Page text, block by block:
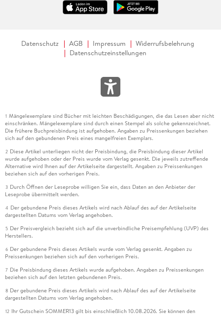
Datenschutz AGB Impressum
Widerrufsbelehrung
Datenschutzeinstellungen
1 Mängelexemplare sind Bücher mit leichten Beschädigungen, die das Lesen aber nicht
einschränken. Mängelexemplare sind durch einen Stempel als solche gekennzeichnet.
Die frühere Buchpreisbindung ist aufgehoben. Angaben zu Preissenkungen beziehen
sich auf den gebundenen Preis eines mangelfreien Exemplars.
2 Diese Artikel unterliegen nicht der Preisbindung, die Preisbindung dieser Artikel
wurde aufgehoben oder der Preis wurde vom Verlag gesenkt. Die jeweils zutreffende
Alternative wird Ihnen auf der Artikelseite dargestellt. Angaben zu Preissenkungen
beziehen sich auf den vorherigen Preis.
3 Durch Öffnen der Leseprobe willigen Sie ein, dass Daten an den Anbieter der
Leseprobe übermittelt werden.
4 Der gebundene Preis dieses Artikels wird nach Ablauf des auf der Artikelseite
dargestellten Datums vom Verlag angehoben.
5 Der Preisvergleich bezieht sich auf die unverbindliche Preisempfehlung (UVP) des
Herstellers.
6 Der gebundene Preis dieses Artikels wurde vom Verlag gesenkt. Angaben zu
Preissenkungen beziehen sich auf den vorherigen Preis.
7 Die Preisbindung dieses Artikels wurde aufgehoben. Angaben zu Preissenkungen
beziehen sich auf den letzten gebundenen Preis.
8 Der gebundene Preis dieses Artikels wird nach Ablauf des auf der Artikelseite
dargestellten Datums vom Verlag angehoben.
12 Ihr Gutschein SOMMER13 gilt bis einschließlich 10.08.2026. Sie können den